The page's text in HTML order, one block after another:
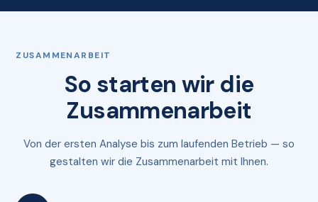
ZUSAMMENARBEIT
So starten wir die
Zusammenarbeit
Von der ersten Analyse bis zum laufenden Betrieb — so
gestalten wir die Zusammenarbeit mit Ihnen.